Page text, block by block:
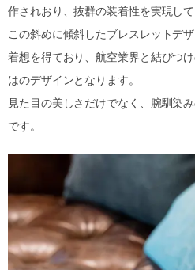
作されおり、抜群の装着性を実現して
この斜めに傾斜したブレスレットデ
着想を得ており、航空業界と結びつ
はのデザインとなります。
見た目の美しさだけでなく、腕馴染
です。